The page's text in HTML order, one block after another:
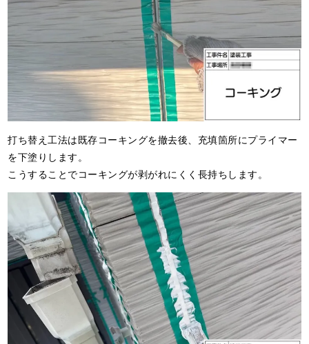
打ち替え工法は既存コーキングを撤去後、充填箇所にプライマー
を下塗りします。
こうすることでコーキングが剥がれにくく長持ちします。